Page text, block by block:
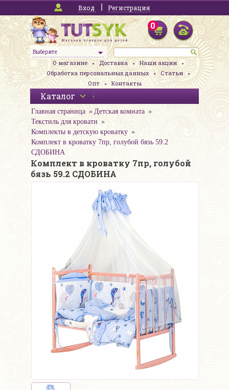
Вход Регистрация
Выберите
0
О магазине Доставка
Наши акции
Обработка персональных данных
Статьи
Опт
Контакты
Каталог
Главная страница
Детская комната
Текстиль для кровати
Комплекты в детскую кроватку
Комплект в кроватку 7пр, голубой бязь 59.2
СДОБИНА
Комплект в кроватку 7пр, голубой
бязь 59.2 СДОБИНА